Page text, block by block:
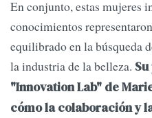
En conjunto, estas mujeres
conocimientos
equilibrado en la búsqueda
la industria de la belleza.
"Innovation Lab" de
cómo la colaboración y